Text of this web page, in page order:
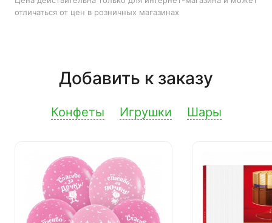
отличаться от цен в розничных магазинах
Добавить к заказу
Конфеты Игрушки Шары